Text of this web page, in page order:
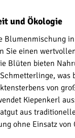
und Ökologie
Blumenmischung
Sie einen
Blüten bieten
was
von
Kiepenkerl
aus
ohne Einsatz von